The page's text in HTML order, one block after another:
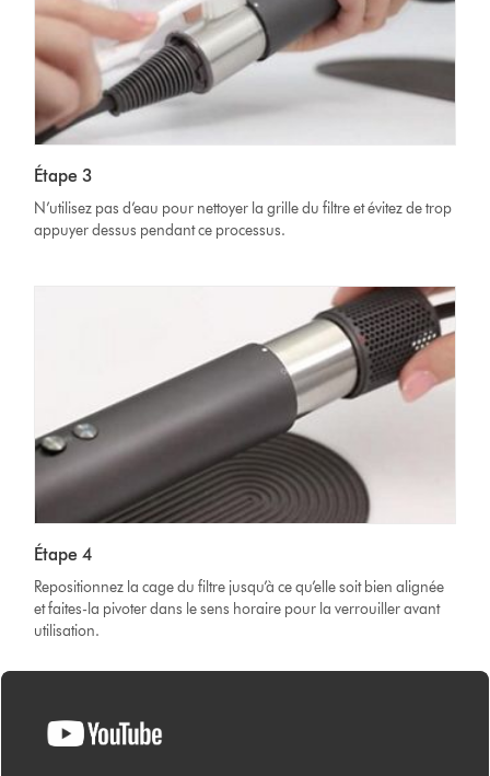
Étape 3
N’utilisez pas d’eau pour nettoyer la grille du filtre et évitez de trop
appuyer dessus pendant ce processus.
Étape 4
Repositionnez la cage du filtre jusqu’à ce qu’elle soit bien alignée
et faites-la pivoter dans le sens horaire pour la verrouiller avant
utilisation.